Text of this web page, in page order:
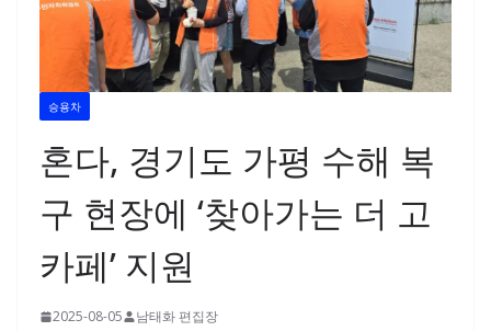
승용차
혼다, 경기도 가평 수해 복
구 현장에 ‘찾아가는 더 고
카페’ 지원
2025-08-05 남태화 편집장